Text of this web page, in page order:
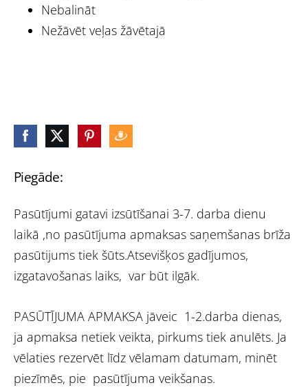
Piegāde:
Pasūtījumi gatavi izsūtīšanai 3-7. darba dienu
laikā ,no pasūtījuma apmaksas saņemšanas brīža
pasūtijums tiek šūts.Atsevišķos gadījumos,
izgatavošanas laiks, var būt ilgāk.
PASŪTĪJUMA APMAKSA jāveic 1-2.darba dienas,
ja apmaksa netiek veikta, pirkums tiek anulēts. Ja
vēlaties rezervēt līdz vēlamam datumam, minēt
piezīmēs, pie pasūtījuma veikšanas.
Nebalināt
Nežāvēt veļas žāvētajā